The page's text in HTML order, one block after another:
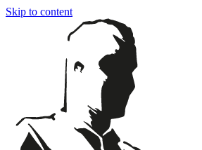
Skip to content